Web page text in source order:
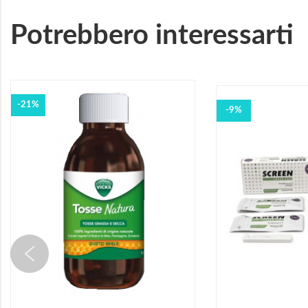
Potrebbero interessarti
-21%
-9%